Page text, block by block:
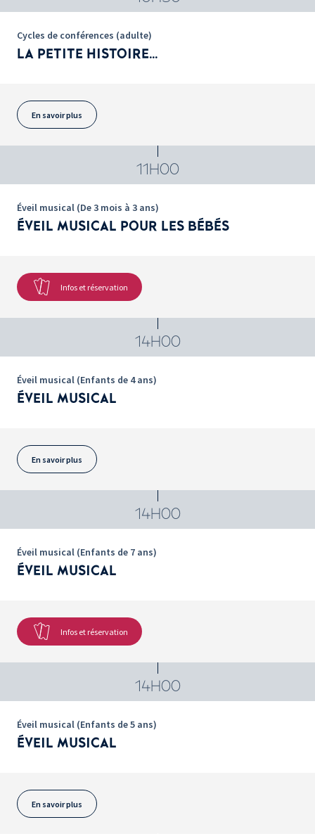
Cycles de conférences (adulte)
LA PETITE HISTOIRE...
En savoir plus
11H00
Éveil musical (De 3 mois à 3 ans)
ÉVEIL MUSICAL POUR LES BÉBÉS
Infos et réservation
14H00
Éveil musical (Enfants de 4 ans)
ÉVEIL MUSICAL
En savoir plus
14H00
Éveil musical (Enfants de 7 ans)
ÉVEIL MUSICAL
Infos et réservation
14H00
Éveil musical (Enfants de 5 ans)
ÉVEIL MUSICAL
En savoir plus